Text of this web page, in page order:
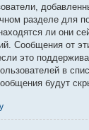
разделе для
ли они
Сообщения от
это
в
будут